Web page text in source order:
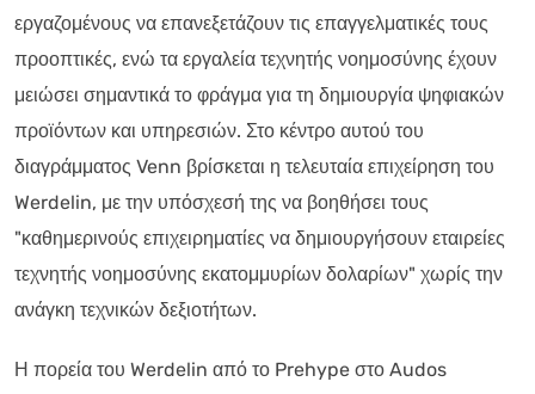
εργαζομένους να επανεξετάζουν τις επαγγελματικές τους
προοπτικές, ενώ τα εργαλεία τεχνητής νοημοσύνης έχουν
μειώσει σημαντικά το φράγμα για τη δημιουργία ψηφιακών
προϊόντων και υπηρεσιών. Στο κέντρο αυτού του
διαγράμματος Venn βρίσκεται η τελευταία επιχείρηση του
Werdelin, με την υπόσχεσή της να βοηθήσει τους
"καθημερινούς επιχειρηματίες να δημιουργήσουν εταιρείες
τεχνητής νοημοσύνης εκατομμυρίων δολαρίων" χωρίς την
ανάγκη τεχνικών δεξιοτήτων.
Η πορεία του Werdelin από το Prehype στο Audos